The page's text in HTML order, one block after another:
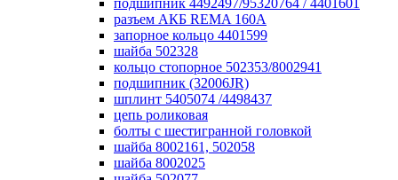
подшипник 4492497/95320764 / 4401601
разъем АКБ REMA 160А
запорное кольцо 4401599
шайба 502328
кольцо стопорное 502353/8002941
подшипник (32006JR)
шплинт 5405074 /4498437
цепь роликовая
болты с шестигранной головкой
шайба 8002161, 502058
шайба 8002025